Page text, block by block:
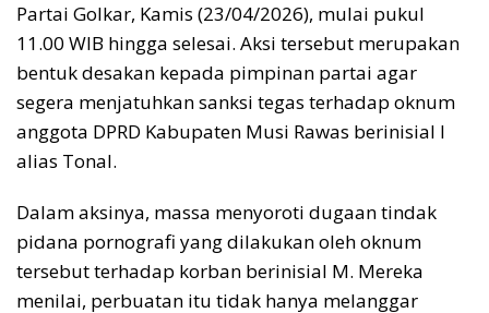
Partai Golkar, Kamis (23/04/2026), mulai pukul
11.00 WIB hingga selesai. Aksi tersebut merupakan
bentuk desakan kepada pimpinan partai agar
segera menjatuhkan sanksi tegas terhadap oknum
anggota DPRD Kabupaten Musi Rawas berinisial I
alias Tonal.
Dalam aksinya, massa menyoroti dugaan tindak
pidana pornografi yang dilakukan oleh oknum
tersebut terhadap korban berinisial M. Mereka
menilai, perbuatan itu tidak hanya melanggar